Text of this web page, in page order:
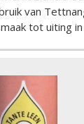
van
tot uiting